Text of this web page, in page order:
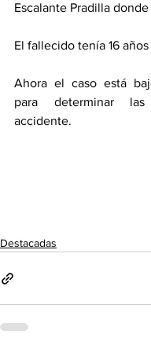
Escalante Pradilla
El fallecido tenía 16
Ahora el caso está
para determinar
accidente.
Destacadas